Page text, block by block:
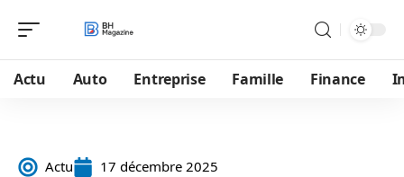
Actu Auto Entreprise Famille Finance
Actu 17 décembre 2025